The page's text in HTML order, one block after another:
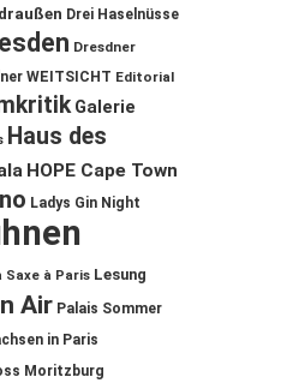
Drei Haselnüsse
Dresdner
WEITSICHT Editorial
Galerie
Haus des
HOPE Cape Town
Ladys Gin Night
Saxe à Paris Lesung
Air Palais Sommer
in Paris
Moritzburg